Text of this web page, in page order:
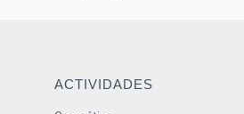
ACTIVIDADES